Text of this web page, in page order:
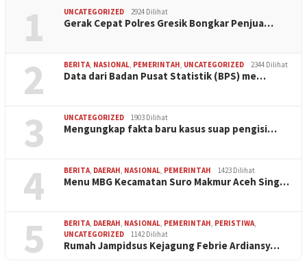
1 UNCATEGORIZED 2924 Dilihat
Gerak Cepat Polres Gresik Bongkar Penjua…
2 BERITA, NASIONAL, PEMERINTAH, UNCATEGORIZED 2344 Dilihat
Data dari Badan Pusat Statistik (BPS) me…
3 UNCATEGORIZED 1903 Dilihat
Mengungkap fakta baru kasus suap pengisi…
4 BERITA, DAERAH, NASIONAL, PEMERINTAH 1423 Dilihat
Menu MBG Kecamatan Suro Makmur Aceh Sing…
5 BERITA, DAERAH, NASIONAL, PEMERINTAH, PERISTIWA,
UNCATEGORIZED
1142 Dilihat
Rumah Jampidsus Kejagung Febrie Ardiansy…